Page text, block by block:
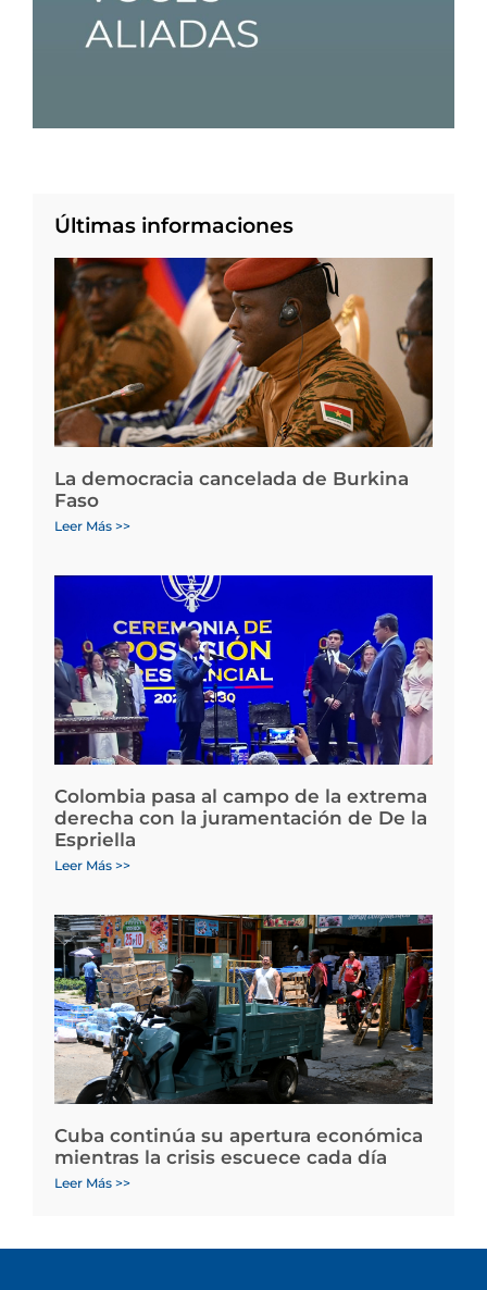
Últimas informaciones
La democracia cancelada de Burkina
Faso
Leer Más >>
Colombia pasa al campo de la extrema
derecha con la juramentación de De la
Espriella
Leer Más >>
Cuba continúa su apertura económica
mientras la crisis escuece cada día
Leer Más >>